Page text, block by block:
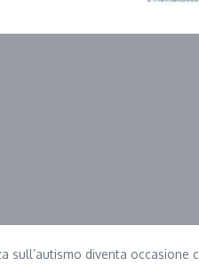
sull’autismo diventa